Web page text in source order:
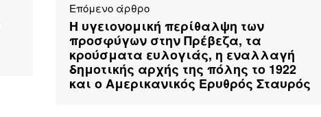
Επόμενο άρθρο
Η υγειονομική περίθαλψη των
προσφύγων στην Πρέβεζα, τα
κρούσματα ευλογιάς, η εναλλαγή
δημοτικής αρχής της πόλης το 1922
και ο Αμερικανικός Ερυθρός Σταυρός